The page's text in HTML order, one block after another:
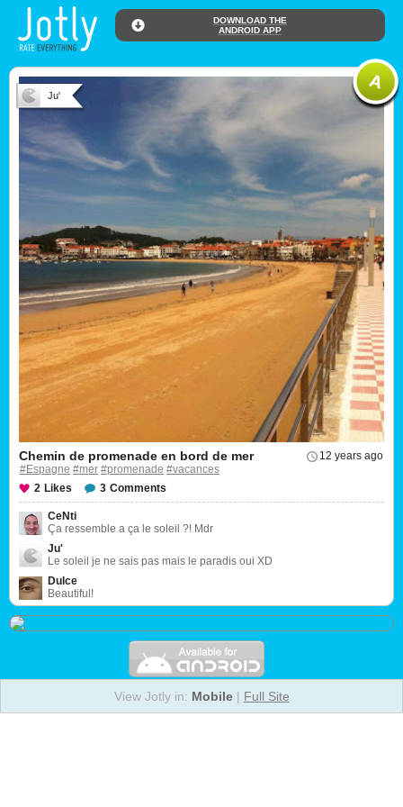
DOWNLOAD THE
ANDROID APP
Ju'
12 years ago
Chemin de promenade en bord de mer
#Espagne #mer #promenade #vacances
2 Likes 3 Comments
CeNti
Ça ressemble a ça le soleil ?! Mdr
Ju'
Le soleil je ne sais pas mais le paradis oui XD
Dulce
Beautiful!
View Jotly in: Mobile| Full Site